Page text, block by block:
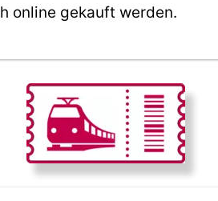
online gekauft werden.